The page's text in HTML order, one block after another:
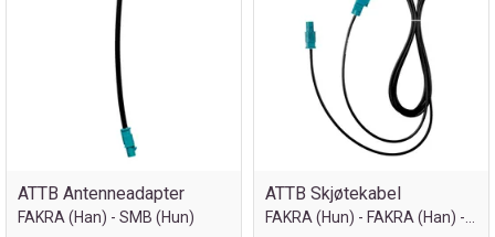
ATTB Antenneadapter
FAKRA (Han) - SMB (Hun)
ATTB Skjøtekabel